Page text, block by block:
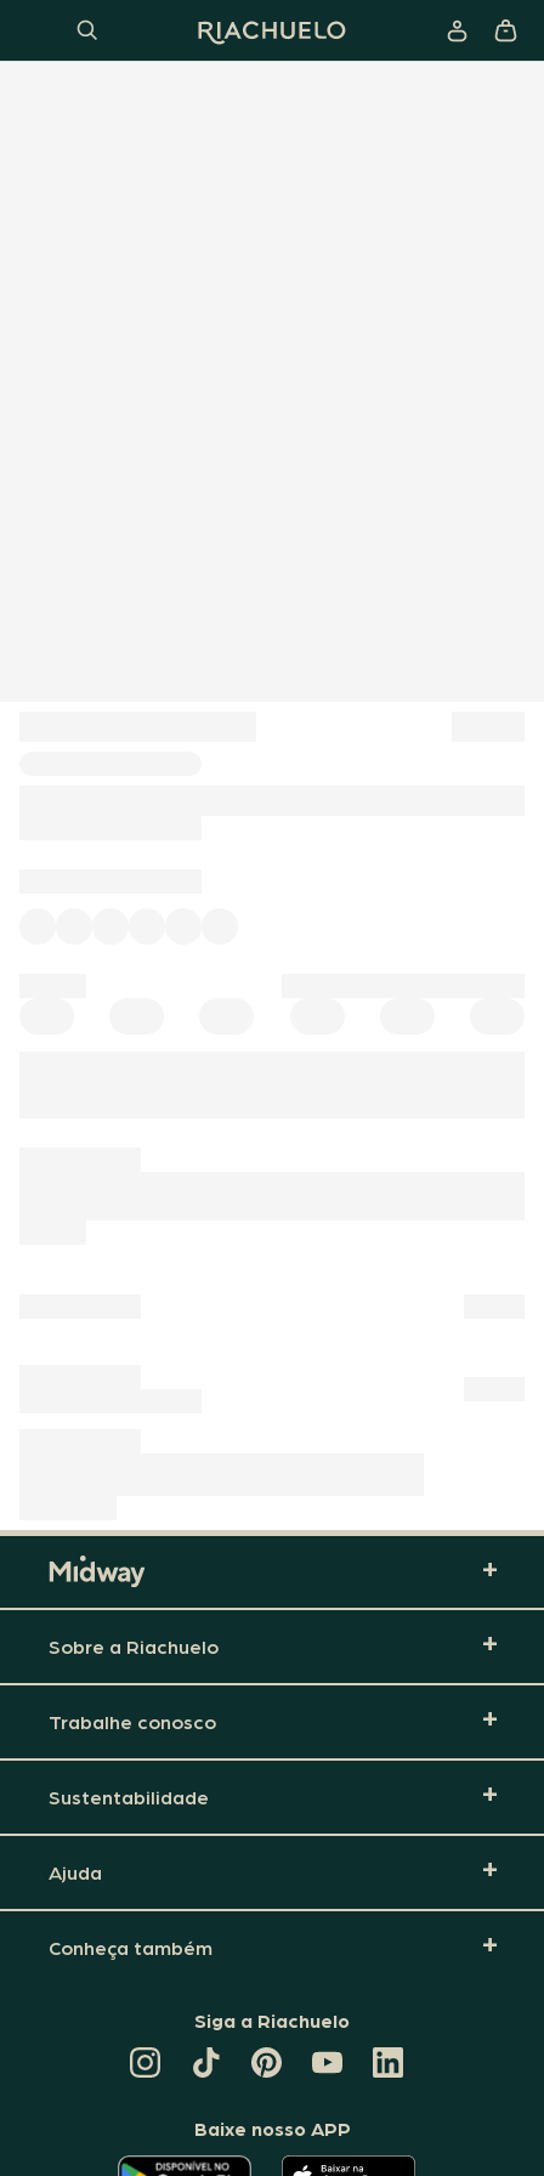
Sobre a Riachuelo
Trabalhe conosco
Sustentabilidade
Ajuda
Conheça também
Siga a Riachuelo
TIKTOK
DA
PINTEREST
DA
CANAL
DA
RIACHUELO
LINKEDIN
DA
Baixe nosso APP
O O